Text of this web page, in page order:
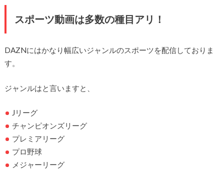
スポーツ動画は多数の種目アリ！
DAZNにはかなり幅広いジャンルのスポーツを配信しておりま
す。
ジャンルはと言いますと、
Jリーグ
チャンピオンズリーグ
プレミアリーグ
プロ野球
メジャーリーグ